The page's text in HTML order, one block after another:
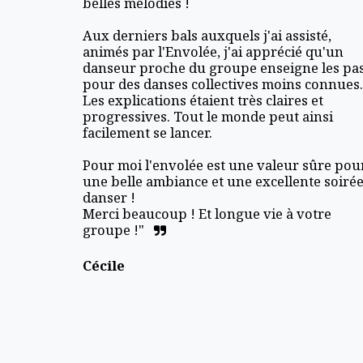
Aux derniers bals auxquels j'ai assisté,
animés par l'Envolée, j'ai apprécié qu'un
danseur proche du groupe enseigne les
pour des danses collectives moins connues.
Les explications étaient très claires et
progressives. Tout le monde peut ainsi
facilement se lancer.
Pour moi l'envolée est une valeur sûre
une belle ambiance et une excellente
danser !
Merci beaucoup ! Et longue vie à votre
groupe !"
Cécile